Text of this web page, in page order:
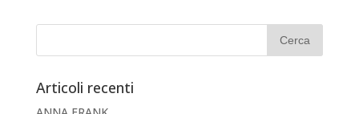
Articoli recenti